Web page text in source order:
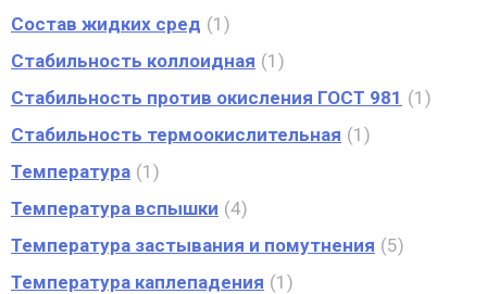
Состав жидких сред
1
Стабильность коллоидная
1
Стабильность против окисления ГОСТ 981
1
Стабильность термоокислительная
1
Температура 1
Температура вспышки 4
Температура застывания и помутнения
5
Температура каплепадения
1